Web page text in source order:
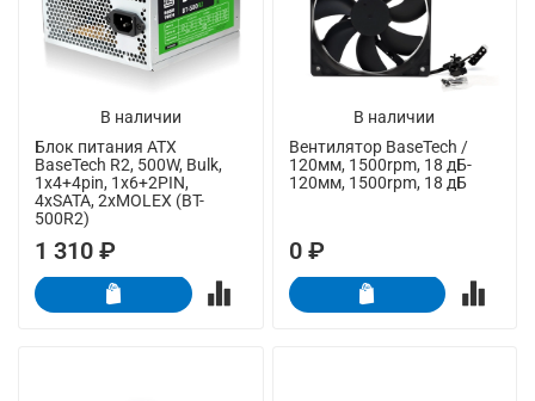
В наличии
Блок питания ATX
BaseTech R2, 500W, Bulk,
1x4+4pin, 1x6+2PIN,
4xSATA, 2xMOLEX (BT-
500R2)
1 310 ₽
В наличии
Вентилятор BaseTech /
120мм, 1500rpm, 18 дБ-
120мм, 1500rpm, 18 дБ
0 ₽